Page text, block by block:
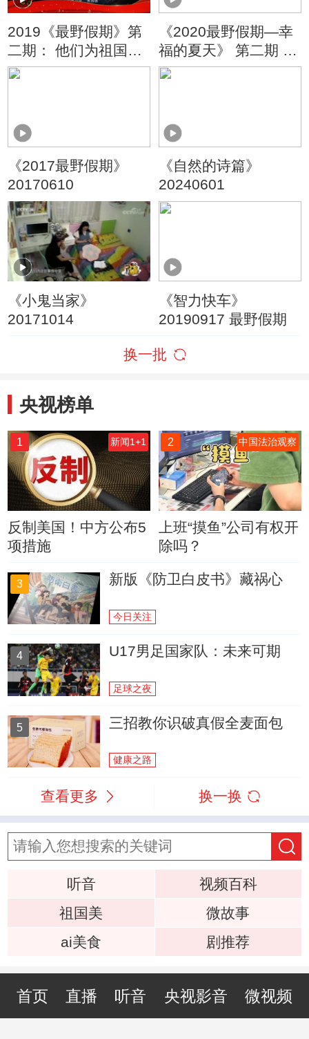
2019《最野假期》第
二期： 他们为祖国献
石油
《2020最野假期—幸
福的夏天》 第二期 最
美滩涂 幸福霞浦
《2017最野假期》
20170610
《自然的诗篇》
20240601
《小鬼当家》
20171014
《智力快车》
20190917 最野假期
换一批
央视榜单
1 新闻1+1
反制美国！中方公布5
项措施
2 中国法治观察
上班“摸鱼”公司有权开
除吗？
3 新版《防卫白皮书》藏祸心
今日关注
4 U17男足国家队：未来可期
足球之夜
5 三招教你识破真假全麦面包
健康之路
查看更多 换一换
听音
视频百科
祖国美
微故事
ai美食
剧推荐
首页 直播 听音 央视影音 微视频